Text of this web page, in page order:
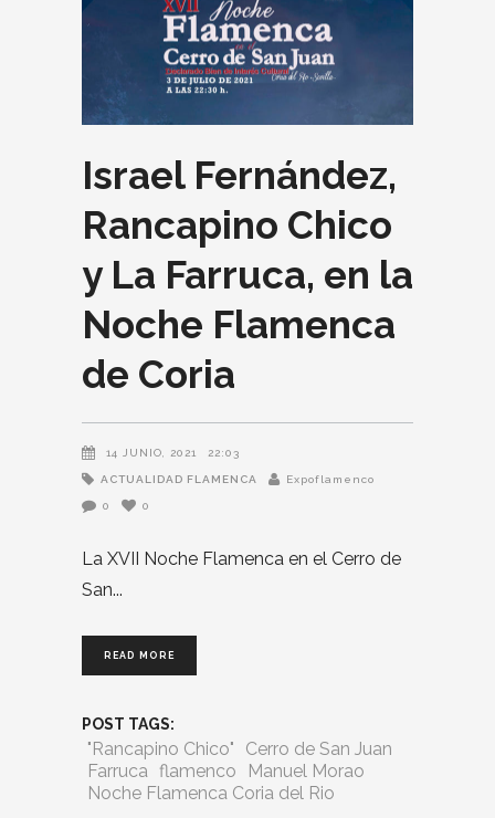
Israel Fernández,
Rancapino Chico
y La Farruca, en la
Noche Flamenca
de Coria
14 JUNIO, 2021 22:03
ACTUALIDAD FLAMENCA Expoflamenco
0 0
La XVII Noche Flamenca en el Cerro de
San
READ MORE
POST TAGS:
"Rancapino Chico"
Cerro de San Juan
Farruca flamenco
Manuel Morao
Noche Flamenca Coria del Rio